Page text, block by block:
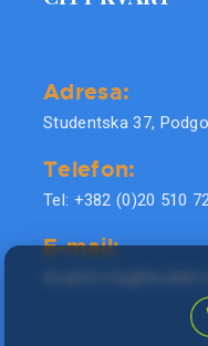
Adresa:
Studentska 37,
Telefon:
Tel: +382 (0)20 510
E-mail: